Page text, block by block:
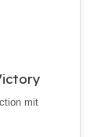
mit